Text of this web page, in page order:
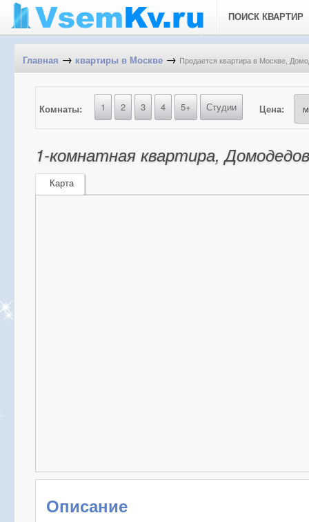
ПОИСК КВАРТИР
Главная → квартиры в Москве → Продается квартира в Москве,
Комнаты: 1 2 3 4 5+ Студии Цена:
1-комнатная квартира,
Карта
Описание